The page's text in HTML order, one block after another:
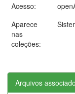
Acesso:
Aparece
nas
coleções:
Arquivos